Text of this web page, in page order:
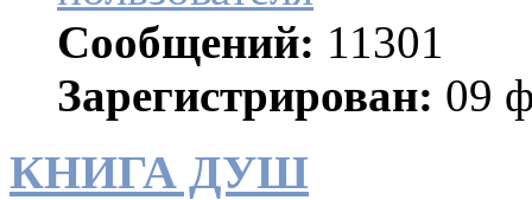
Сообщений: 11301
Зарегистрирован: 09
КНИГА ДУШ